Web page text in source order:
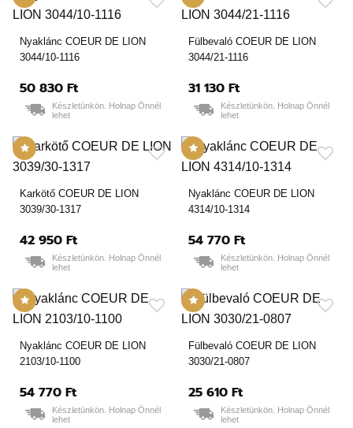
Nyaklánc COEUR DE LION
3044/10-1116
50 830 Ft
Készletünkön. Holnap Önnél
lehet
Fülbevaló COEUR DE LION
3044/21-1116
31 130 Ft
Készletünkön. Holnap Önnél
lehet
Karkötő COEUR DE LION
3039/30-1317
42 950 Ft
Készletünkön. Holnap Önnél
lehet
Nyaklánc COEUR DE LION
4314/10-1314
54 770 Ft
Készletünkön. Holnap Önnél
lehet
Nyaklánc COEUR DE LION
2103/10-1100
54 770 Ft
Készletünkön. Holnap Önnél
lehet
Fülbevaló COEUR DE LION
3030/21-0807
25 610 Ft
Készletünkön. Holnap Önnél
lehet